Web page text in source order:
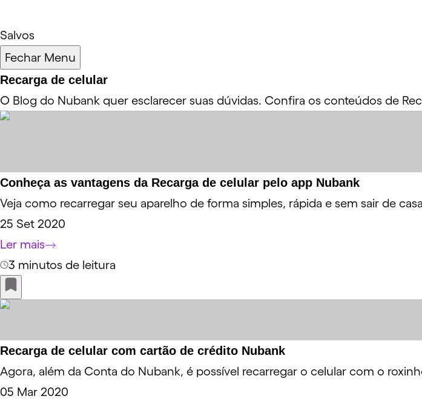
Salvos
Fechar Menu
Recarga de celular
O Blog do Nubank quer esclarecer suas dúvidas. Confira os conteúdos de
Conheça as vantagens da Recarga de celular pelo app Nubank
Veja como recarregar seu aparelho de forma simples, rápida e sem sair de
25 Set 2020
Ler mais
3 minutos de leitura
Recarga de celular com cartão de crédito Nubank
Agora, além da Conta do Nubank, é possível recarregar o celular com o
05 Mar 2020